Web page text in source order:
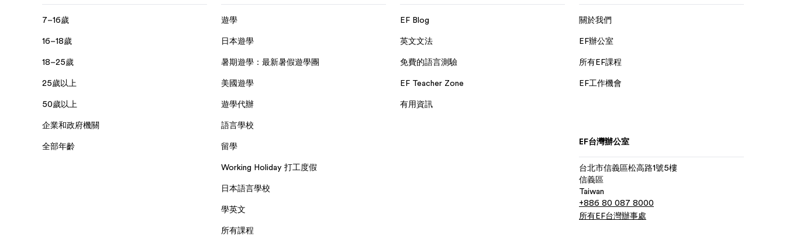
7–16歲
16–18歲
18–25歲
25歲以上
50歲以上
企業和政府機關
全部年齡
遊學
日本遊學
暑期遊學：最新暑假遊學團
美國遊學
遊學代辦
語言學校
留學
Working Holiday 打工度假
日本語言學校
學英文
所有課程
EF Blog
英文文法
免費的語言測驗
EF Teacher Zone
有用資訊
關於我們
EF辦公室
所有EF課程
EF工作機會
EF台灣辦公室
台北市信義區松高路1號5樓
信義區
Taiwan
+886 80 087 8000
所有EF台灣辦事處